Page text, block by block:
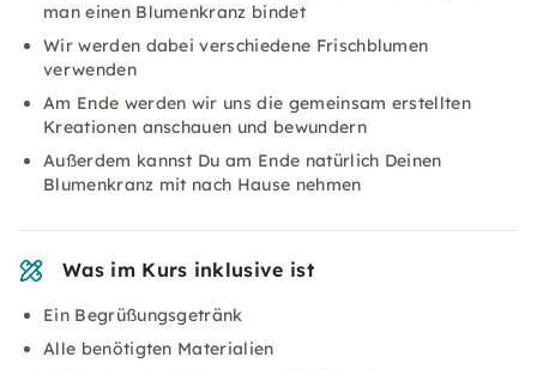
man einen Blumenkranz bindet
Wir werden dabei verschiedene Frischblumen
verwenden
Am Ende werden wir uns die gemeinsam erstellten
Kreationen anschauen und bewundern
Außerdem kannst Du am Ende natürlich Deinen
Blumenkranz mit nach Hause nehmen
Was im Kurs inklusive ist
Ein Begrüßungsgetränk
Alle benötigten Materialien